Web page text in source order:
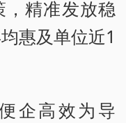
精准发放稳
惠及单位近1
企高效为导